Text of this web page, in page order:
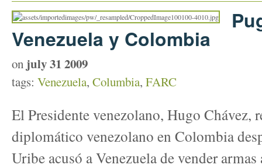
Venezuela y Colombia
on july 31 2009
tags: Venezuela, Columbia, FARC
El Presidente venezolano, Hugo Chávez,
diplomático venezolano en Colombia
Uribe acusó a Venezuela de vender